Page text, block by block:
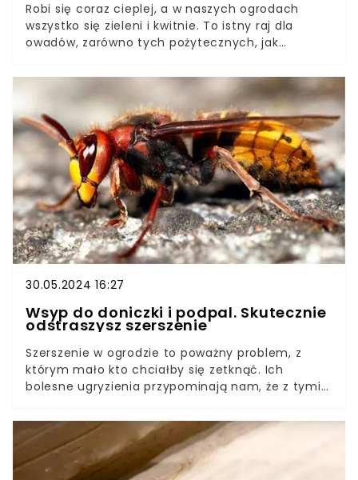
Robi się coraz cieplej, a w naszych ogrodach
wszystko się zieleni i kwitnie. To istny raj dla
owadów, zarówno tych pożytecznych, jak
meszek. Najbardziej we znaki dają się jednak teraz
szkodniki.Uprawiane przez nas rośliny padają
ofiarą pędraków, ślimaków czy mszyc.
Największym szkodnikiem jest jednak turkuć
podjadek. Walka z tym przeciwnikiem nie jest
łatwa, ale można ją wygrać, stosując jeden trik.
30.05.2024 16:27
Wsyp do doniczki i podpal. Skutecznie
odstraszysz szerszenie
Szerszenie w ogrodzie to poważny problem, z
którym mało kto chciałby się zetknąć. Ich
bolesne ugryzienia przypominają nam, że z tymi
przepędzić je z ogrodu w prosty, domowy sposób.
Dzięki niemu będziecie mogli cieszyć się
wspaniałą pogodą bez uciążliwego bzyczenia za
uszami.